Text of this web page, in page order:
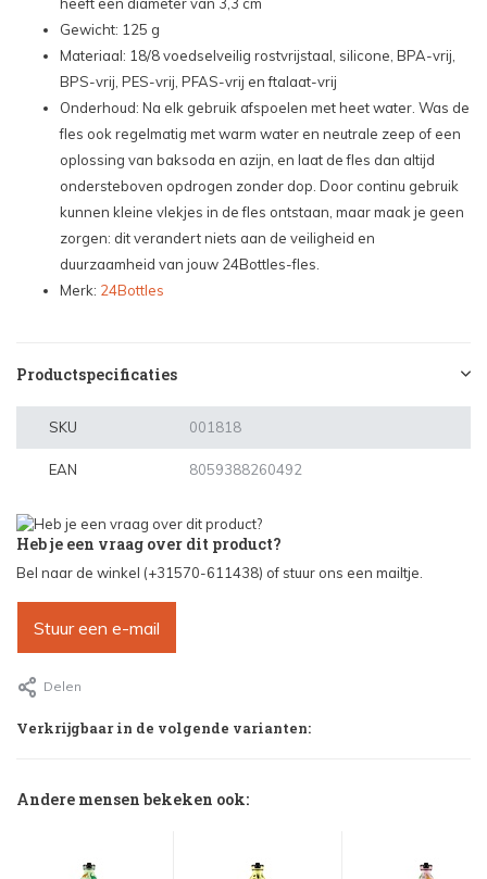
heeft een diameter van 3,3 cm
Gewicht: 125 g
Materiaal: 18/8 voedselveilig rostvrijstaal, silicone, BPA-vrij,
BPS-vrij, PES-vrij, PFAS-vrij en ftalaat-vrij
Onderhoud: Na elk gebruik afspoelen met heet water. Was de
fles ook regelmatig met warm water en neutrale zeep of een
oplossing van baksoda en azijn, en laat de fles dan altijd
ondersteboven opdrogen zonder dop. Door continu gebruik
kunnen kleine vlekjes in de fles ontstaan, maar maak je geen
zorgen: dit verandert niets aan de veiligheid en
duurzaamheid van jouw 24Bottles-fles.
Merk: 24Bottles
Productspecificaties
SKU 001818
EAN 8059388260492
Heb je een vraag over dit product?
Bel naar de winkel (+31570-611438) of stuur ons een mailtje.
Stuur een e-mail
Delen
Verkrijgbaar in de volgende varianten:
Andere mensen bekeken ook: